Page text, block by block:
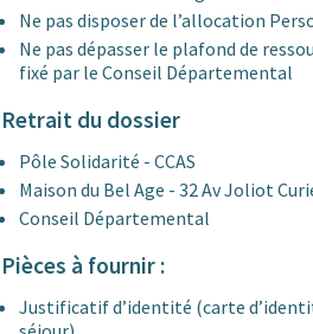
Ne pas disposer de l’allocation
Ne pas dépasser le plafond de
fixé par le Conseil Départemental
Retrait du dossier
Pôle Solidarité - CCAS
Maison du Bel Age - 32 Av Joliot
Conseil Départemental
Pièces à fournir :
Justificatif d’identité (carte